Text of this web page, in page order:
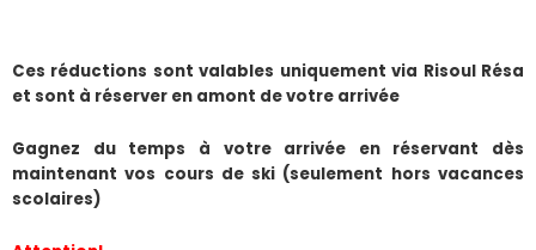
​Ces réductions sont valables uniquement via Risoul Résa
et sont à réserver en amont de votre arrivée
Gagnez du temps à votre arrivée en réservant dès
maintenant vos cours de ski (seulement hors vacances
scolaires)